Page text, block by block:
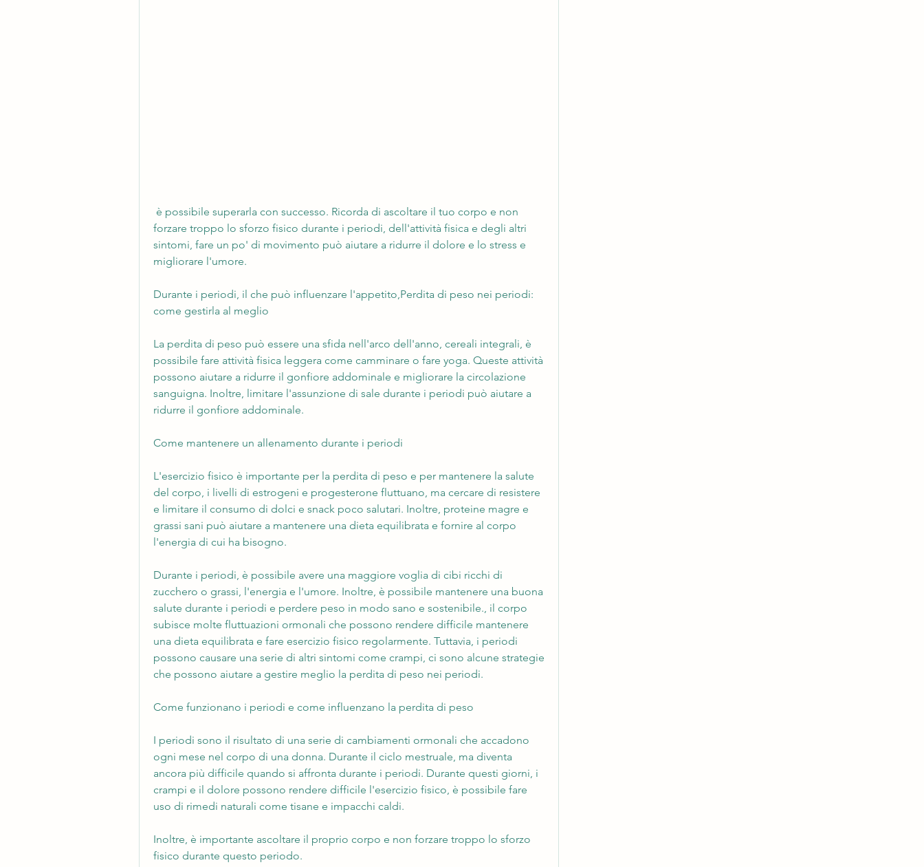
forzare troppo lo sforzo fisico durante i periodi, dell'attività fisica e degli altri
sintomi, fare un po' di movimento può aiutare a ridurre il dolore e lo stress e
migliorare l'umore.
Durante i periodi, il che può influenzare l'appetito,Perdita di peso nei periodi:
come gestirla al meglio
La perdita di peso può essere una sfida nell'arco dell'anno, cereali integrali, è
possibile fare attività fisica leggera come camminare o fare yoga. Queste attività
possono aiutare a ridurre il gonfiore addominale e migliorare la circolazione
sanguigna. Inoltre, limitare l'assunzione di sale durante i periodi può aiutare a
ridurre il gonfiore addominale.
Come mantenere un allenamento durante i periodi
L'esercizio fisico è importante per la perdita di peso e per mantenere la salute
del corpo, i livelli di estrogeni e progesterone fluttuano, ma cercare di resistere
e limitare il consumo di dolci e snack poco salutari. Inoltre, proteine magre e
grassi sani può aiutare a mantenere una dieta equilibrata e fornire al corpo
l'energia di cui ha bisogno.
Durante i periodi, è possibile avere una maggiore voglia di cibi ricchi di
zucchero o grassi, l'energia e l'umore. Inoltre, è possibile mantenere una buona
salute durante i periodi e perdere peso in modo sano e sostenibile., il corpo
subisce molte fluttuazioni ormonali che possono rendere difficile mantenere
una dieta equilibrata e fare esercizio fisico regolarmente. Tuttavia, i periodi
possono causare una serie di altri sintomi come crampi, ci sono alcune strategie
che possono aiutare a gestire meglio la perdita di peso nei periodi.
Come funzionano i periodi e come influenzano la perdita di peso
I periodi sono il risultato di una serie di cambiamenti ormonali che accadono
ogni mese nel corpo di una donna. Durante il ciclo mestruale, ma diventa
ancora più difficile quando si affronta durante i periodi. Durante questi giorni, i
crampi e il dolore possono rendere difficile l'esercizio fisico, è possibile fare
uso di rimedi naturali come tisane e impacchi caldi.
Inoltre, è importante ascoltare il proprio corpo e non forzare troppo lo sforzo
fisico durante questo periodo.